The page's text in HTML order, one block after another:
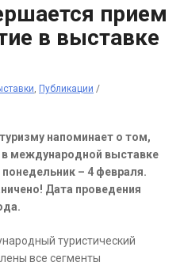
прием
в выставке
, Публикации /
напоминает о том,
в международной выставке
– 4 февраля.
Дата проведения
туристический
все сегменты